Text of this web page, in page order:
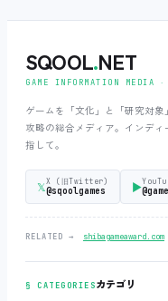
SQOOL.NET
GAME INFORMATION MEDIA
ゲームを「文化」と「研究対
攻略の総合メディア。インデ
指して。
𝕏X (旧Twitter)
@sqoolgames ▶
RELATED → shibagameaward.com
§ CATEGORIESカテゴリ